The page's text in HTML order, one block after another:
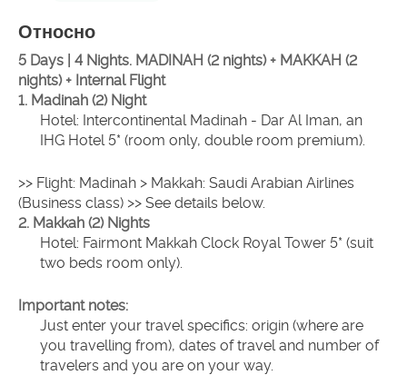
Относно
5 Days | 4 Nights. MADINAH (2 nights) + MAKKAH (2
nights) + Internal Flight
1. Madinah (2) Night
Hotel: Intercontinental Madinah - Dar Al Iman, an
IHG Hotel 5* (room only, double room premium).
>> Flight: Madinah > Makkah: Saudi Arabian Airlines
(Business class) >> See details below.
2. Makkah (2) Nights
Hotel: Fairmont Makkah Clock Royal Tower 5* (suit
two beds room only).
Important notes:
Just enter your travel specifics: origin (where are
you travelling from), dates of travel and number of
travelers and you are on your way.